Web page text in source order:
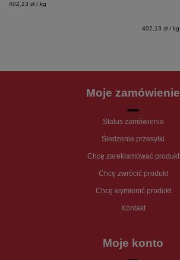
402,13 zł / kg
402,13 zł / kg
Moje zamówienie
Status zamówienia
Śledzenie przesyłki
Chcę zareklamować produkt
Chcę zwrócić produkt
Chcę wymienić produkt
Kontakt
Moje konto